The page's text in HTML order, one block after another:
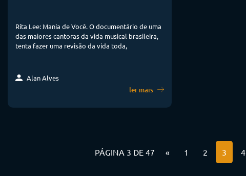
Rita Lee: Mania de Você. O documentário de uma
das maiores cantoras da vida musical brasileira,
tenta fazer uma revisão da vida toda,
Alan Alves
ler mais
PÁGINA 3 DE 47 « 1 2 3 4